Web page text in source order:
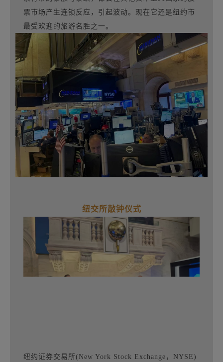
票市场产生连锁反应，引起波动。现在它还是纽约市
最受欢迎的旅游名胜之一。
纽交所敲钟仪式
纽约证券交易所(New York Stock Exchange，NYSE)